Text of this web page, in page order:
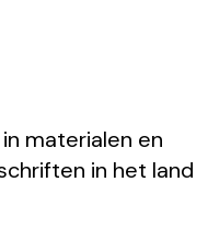
materialen en
in het land